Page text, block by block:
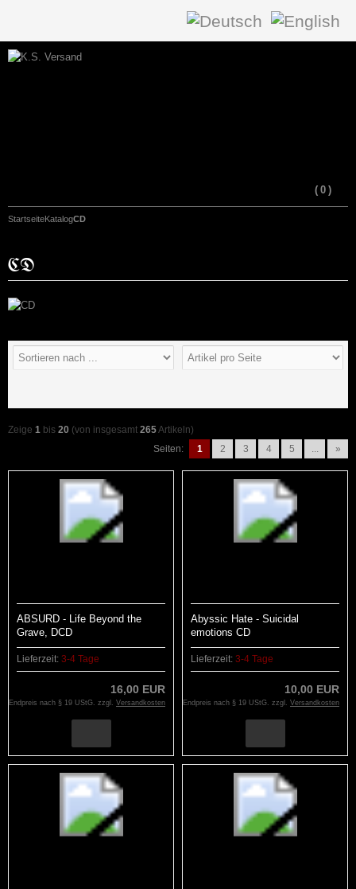
( 0 )
StartseiteKatalogCD
CD
Zeige 1 bis 20 (von insgesamt 265Artikeln)
Seiten:
1 2 3 4 5 ... »
ABSURD - Life Beyond the
Grave, DCD
Lieferzeit: 3-4 Tage
16,00 EUR
Endpreis nach § 19 UStG. zzgl. Versandkosten
Abyssic Hate - Suicidal
emotions CD
Lieferzeit: 3-4 Tage
10,00 EUR
Endpreis nach § 19 UStG. zzgl. Versandkosten